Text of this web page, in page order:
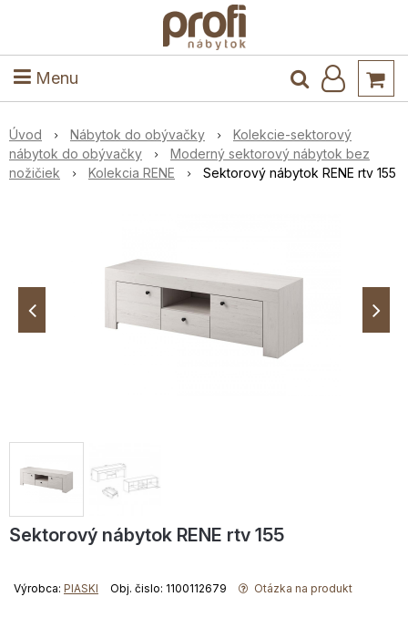
Menu
Kuchyňa a jedáleň
Úvod Nábytok do obývačky
Kolekcie-sektorový
nábytok do obývačky
Moderný sektorový nábytok bez
nožičiek
Kolekcia RENE Sektorový nábytok RENE rtv 155
Sektorový nábytok RENE rtv 155
Výrobca: PIASKI Obj. čislo: 1100112679 Otázka na produkt